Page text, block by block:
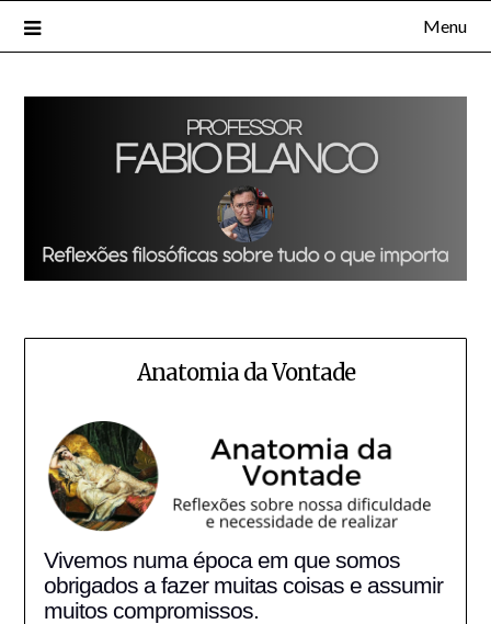
Menu
Anatomia da Vontade
Vivemos numa época em que somos
obrigados a fazer muitas coisas e assumir
muitos compromissos.